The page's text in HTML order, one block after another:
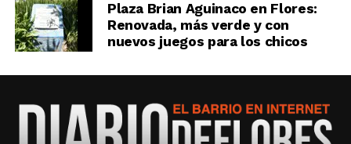
Plaza Brian Aguinaco en Flores:
Renovada, más verde y con
nuevos juegos para los chicos